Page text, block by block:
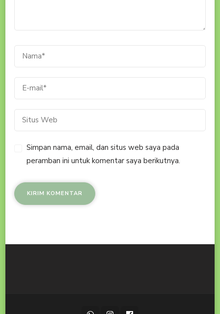
Simpan nama, email, dan situs web saya pada
peramban ini untuk komentar saya berikutnya.